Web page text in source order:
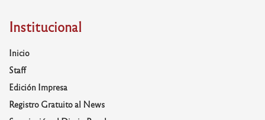
Institucional
Inicio
Staff
Edición Impresa
Registro Gratuito al News